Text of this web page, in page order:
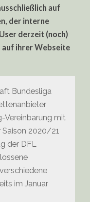
auf
der interne
derzeit (noch)
ihrer Webseite
Bundesliga
Vereinbarung mit
Saison 2020/21
der DFL
im Januar